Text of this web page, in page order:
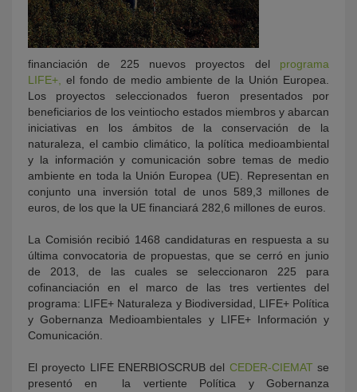
financiación de 225 nuevos proyectos del programa
LIFE+,
el fondo de medio ambiente de la Unión Europea.
Los proyectos seleccionados fueron presentados por
beneficiarios de los veintiocho estados miembros y abarcan
iniciativas en los ámbitos de la conservación de la
naturaleza, el cambio climático, la política medioambiental
y la información y comunicación sobre temas de medio
ambiente en toda la Unión Europea (UE). Representan en
conjunto una inversión total de unos 589,3 millones de
euros, de los que la UE financiará 282,6 millones de euros.
La Comisión recibió 1468 candidaturas en respuesta a su
última convocatoria de propuestas, que se cerró en junio
de 2013, de las cuales se seleccionaron 225 para
cofinanciación en el marco de las tres vertientes del
programa: LIFE+ Naturaleza y Biodiversidad, LIFE+ Política
y Gobernanza Medioambientales y LIFE+ Información y
Comunicación.
El proyecto LIFE ENERBIOSCRUB del CEDER-CIEMAT se
presentó en la vertiente Política y Gobernanza